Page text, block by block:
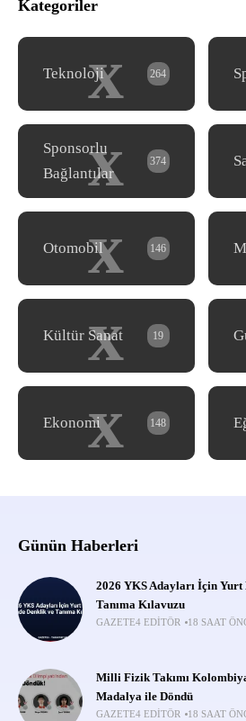
Kategoriler
x
Teknoloji 264
x
Sponsorlu
Bağlantılar
374
x
Otomobil 146
x
Kültür Sanat 19
x
Ekonomi 148
Günün Haberleri
2026 YKS Adayları İçin Yurt
Tanıma Kılavuzu
GAZETE4 EDITÖR 18 SAAT
Milli Fizik Takımı
Madalya ile Döndü
GAZETE4 EDITÖR 18 SAAT